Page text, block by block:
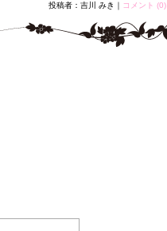
投稿者：吉川 みき｜ コメント (0)